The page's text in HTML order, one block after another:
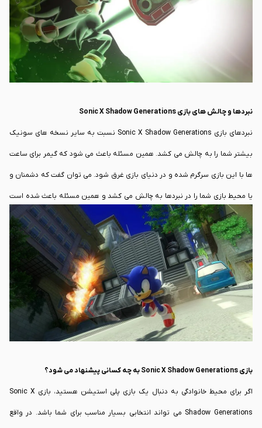
مورد توجه قرار گیرد. طراحی مراحل با الهام از نسخه Frontiers انجام شده است ولی
با این وجود می تواند جذابیت بسیار زیادی را به شما ارائه کند.
نبردها و چالش های بازی Sonic X Shadow Generations
نبردهای بازی Sonic X Shadow Generations نسبت به سایر نسخه های سونیک
بیشتر شما را به چالش می کشد. همین مسئله باعث می شود که گیمر برای ساعت
ها با این بازی سرگرم شده و در دنیای بازی غرق شود. می توان گفت که دشمنان و
یا محیط بازی شما را در نبردها به چالش می کشد و همین مسئله باعث شده است
که منتقدان احساس خوبی نسبت به این بازی داشته باشند.
بازی Sonic X Shadow Generations به چه کسانی پیشنهاد می شود؟
اگر برای محیط خانوادگی به دنبال یک بازی پلی استیشن هستید، بازی Sonic X
Shadow Generations می تواند انتخابی بسیار مناسب برای شما باشد. در واقع